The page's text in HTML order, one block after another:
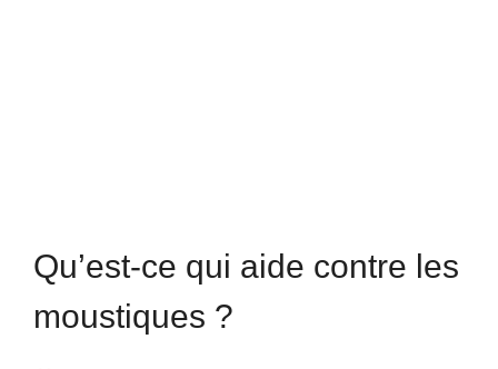
Qu’est-ce qui aide contre les
moustiques ?